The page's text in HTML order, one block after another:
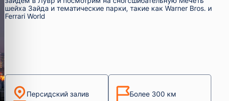
шейха Зайда и тематические парки, такие как Warner Bros. и
Ferrari World
Персидский залив Более 300 км